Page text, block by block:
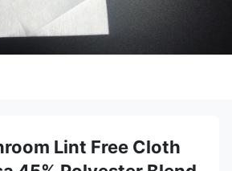
Lint Free Cloth